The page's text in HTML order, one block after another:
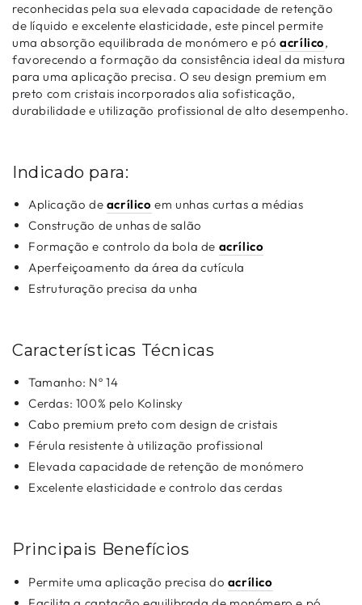
reconhecidas pela sua elevada capacidade de retenção
de líquido e excelente elasticidade, este pincel permite
uma absorção equilibrada de monómero e póacrílico,
favorecendo a formação da consistência ideal da mistura
para uma aplicação precisa. O seu design premium em
preto com cristais incorporados alia sofisticação,
durabilidade e utilização profissional de alto desempenho.
Indicado para:
Aplicação de acrílico em unhas curtas a médias
Construção de unhas de salão
Formação e controlo da bola de acrílico
Aperfeiçoamento da área da cutícula
Estruturação precisa da unha
Características Técnicas
Tamanho: Nº 14
Cerdas: 100% pelo Kolinsky
Cabo premium preto com design de cristais
Férula resistente à utilização profissional
Elevada capacidade de retenção de monómero
Excelente elasticidade e controlo das cerdas
Principais Benefícios
Permite uma aplicação precisa do acrílico